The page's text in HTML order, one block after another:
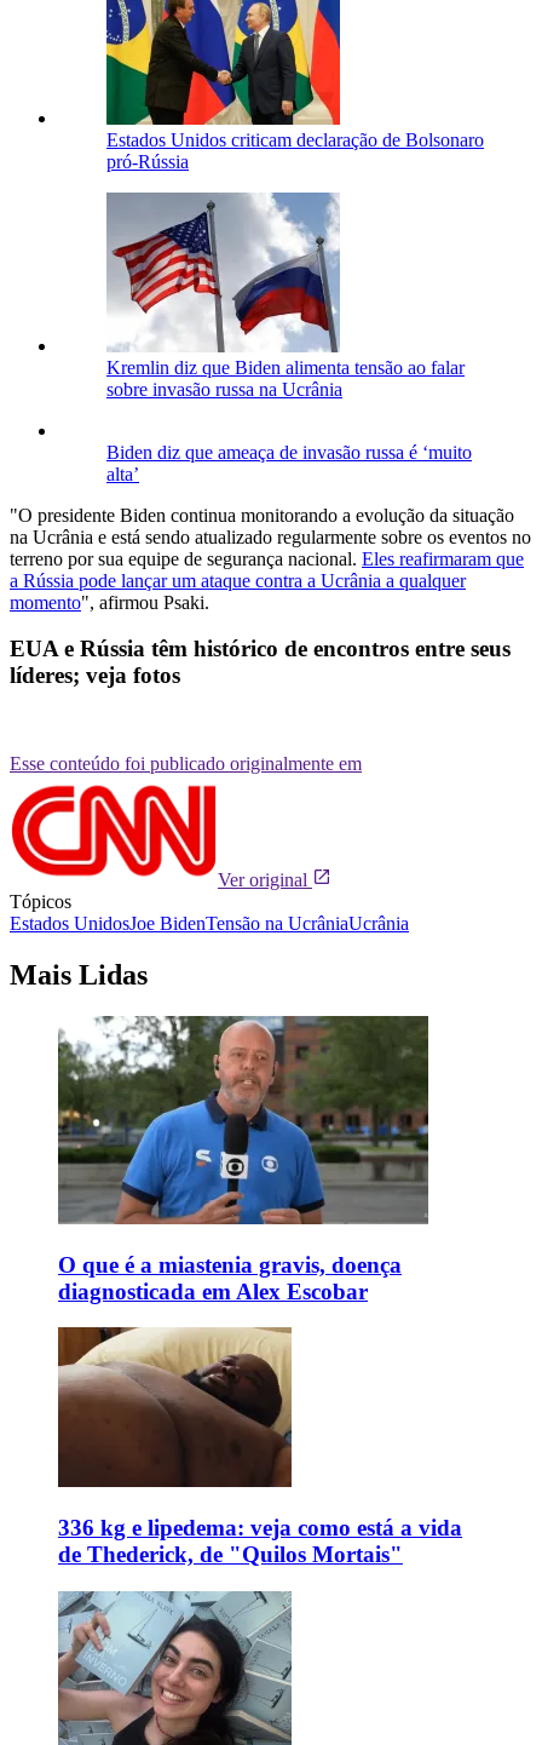
Estados Unidos criticam declaração de Bolsonaro
pró-Rússia
Kremlin diz que Biden alimenta tensão ao falar
sobre invasão russa na Ucrânia
Biden diz que ameaça de invasão russa é ‘muito
alta’
"O presidente Biden continua monitorando a evolução da situação
na Ucrânia e está sendo atualizado regularmente sobre os eventos no
terreno por sua equipe de segurança nacional. Eles reafirmaram que
a Rússia pode lançar um ataque contra a Ucrânia a qualquer
momento", afirmou Psaki.
EUA e Rússia têm histórico de encontros entre seus
líderes; veja fotos
Esse conteúdo foi publicado originalmente em
Ver original
Tópicos
Estados UnidosJoe BidenTensão na UcrâniaUcrânia
Mais Lidas
O que é a miastenia gravis, doença
diagnosticada em Alex Escobar
336 kg e lipedema: veja como está a vida
de Thederick, de "Quilos Mortais"